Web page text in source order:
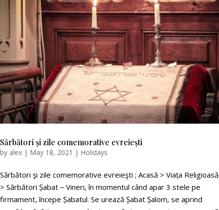
Sărbători şi zile comemorative evreieşti
by alex | May 18, 2021 | Holidays
Sărbători şi zile comemorative evreieşti ; Acasă > Viața Religioasă
> Sărbători Șabat ‒ Vineri, în momentul când apar 3 stele pe
firmament, începe Șabatul. Se urează Șabat Șalom, se aprind